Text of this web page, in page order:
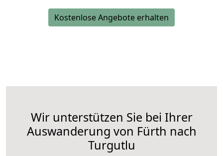
Kostenlose Angebote erhalten
Wir unterstützen Sie bei Ihrer
Auswanderung von Fürth nach
Turgutlu